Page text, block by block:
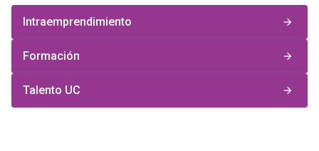
Intraemprendimiento arrow_forward
Formación arrow_forward
Talento UC arrow_forward